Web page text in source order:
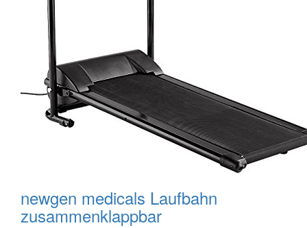
newgen medicals Laufbahn
zusammenklappbar